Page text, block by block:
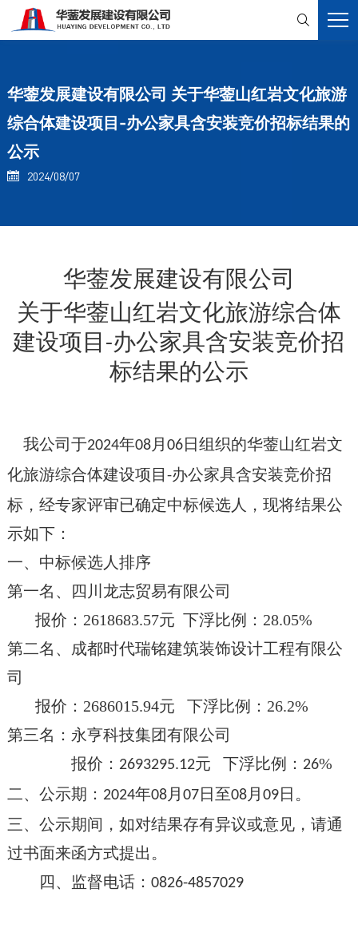

华蓥发展建设有限公司 关于华蓥山红岩文化旅游
综合体建设项目-办公家具含安装竞价招标结果的
公示
 2024/08/07
华蓥发展建设有限公司
关于华蓥山红岩文化旅游综合体
建设项目 -办公家具含安装竞价招
标结果的公示
我公司于2024年08月 06日组织的华蓥山红岩文
化旅游综合体建设项目 -办公家具含安装竞价招
标，经专家评审已确定中标候选人，现将结果公
示如下：
一、中标候选人排序
第一名、四川龙志贸易有限公司
报价： 2618683.57元 下浮比例：28.05%
第二名、成都时代瑞铭建筑装饰设计工程有限公
司
报价： 2686015.94元 下浮比例：26.2%
第三名： 永亨科技集团有限公司
报价： 2693295.12元 下浮比例： 26%
二、公示期： 2024年08月 07日至08月 09日。
三、公示期间，如对结果存有异议或意见，请通
过书面来函方式提出。
四、监督电话： 0826-4857029